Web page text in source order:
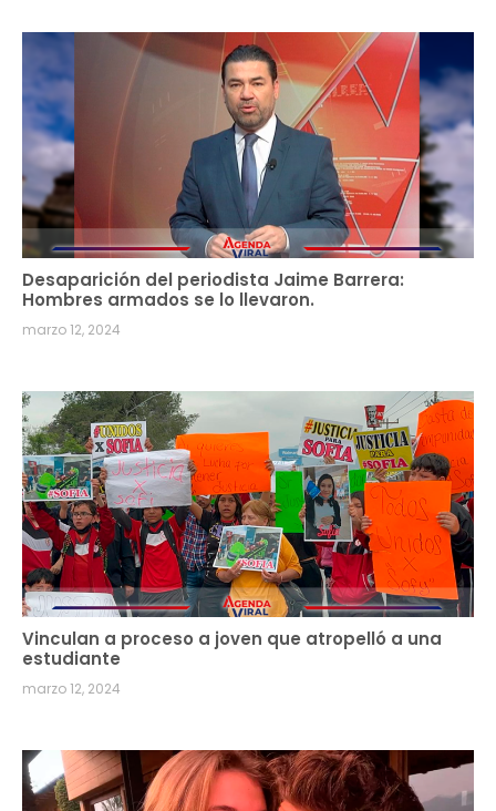
Desaparición del periodista Jaime Barrera:
Hombres armados se lo llevaron.
marzo 12, 2024
Vinculan a proceso a joven que atropelló a una
estudiante
marzo 12, 2024